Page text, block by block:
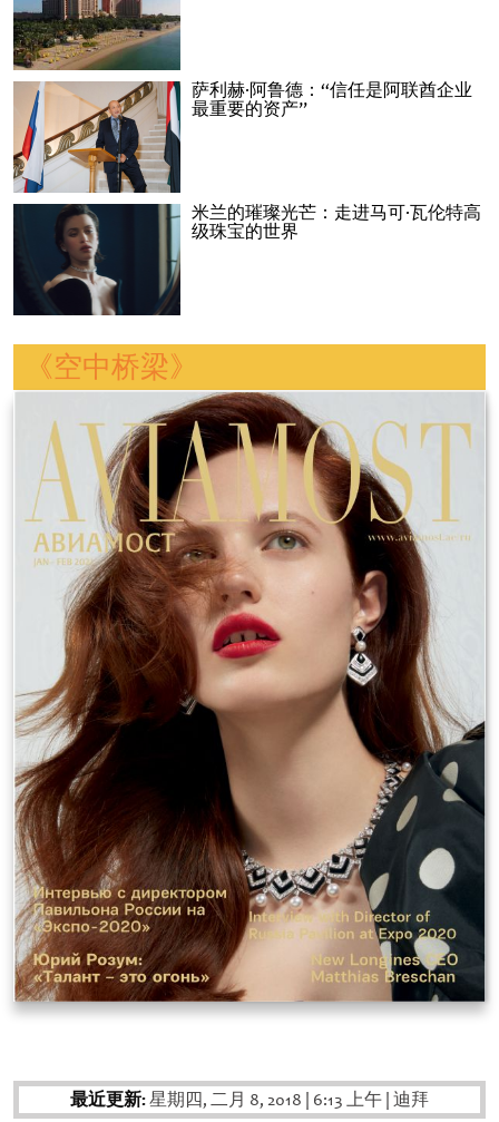
萨利赫·阿鲁德：“信任是阿联酋企业
最重要的资产”
米兰的璀璨光芒：走进马可·瓦伦特高
级珠宝的世界
《空中桥梁》
最近更新:星期四, 二月 8, 2018 6:13 上午 迪拜